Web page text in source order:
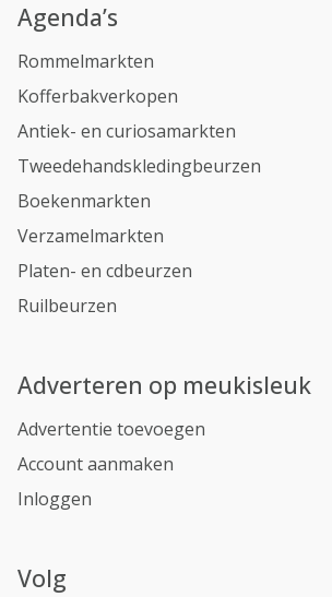
Agenda’s
Rommelmarkten
Kofferbakverkopen
Antiek- en curiosamarkten
Tweedehandskledingbeurzen
Boekenmarkten
Verzamelmarkten
Platen- en cdbeurzen
Ruilbeurzen
Adverteren op meukisleuk
Advertentie toevoegen
Account aanmaken
Inloggen
Volg